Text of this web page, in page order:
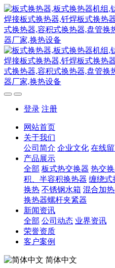
登录 注册
网站首页
关于我们
公司简介 企业文化 在线
产品展示
全部 板式热交换器 热交
积、半容积换热器 缠绕式
换热 不锈钢水箱 混合加
换热器螺杆夹紧器
新闻资讯
全部 公司动态 业界资讯
荣誉资质
客户案例
简体中文